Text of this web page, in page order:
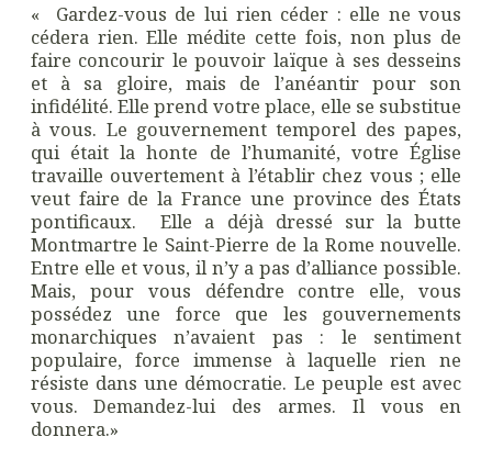
« Gardez-vous de lui rien céder : elle ne vous
cédera rien. Elle médite cette fois, non plus de
faire concourir le pouvoir laïque à ses desseins
et à sa gloire, mais de l’anéantir pour son
infidélité. Elle prend votre place, elle se substitue
à vous. Le gouvernement temporel des papes,
qui était la honte de l’humanité, votre Église
travaille ouvertement à l’établir chez vous ; elle
veut faire de la France une province des États
pontificaux. Elle a déjà dressé sur la butte
Montmartre le Saint-Pierre de la Rome nouvelle.
Entre elle et vous, il n’y a pas d’alliance possible.
Mais, pour vous défendre contre elle, vous
possédez une force que les gouvernements
monarchiques n’avaient pas : le sentiment
populaire, force immense à laquelle rien ne
résiste dans une démocratie. Le peuple est avec
vous. Demandez-lui des armes. Il vous en
donnera.»